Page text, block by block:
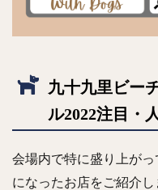
九十九里ビー
ル2022注目・
会場内で特に盛り上が
になったお店をご紹介し